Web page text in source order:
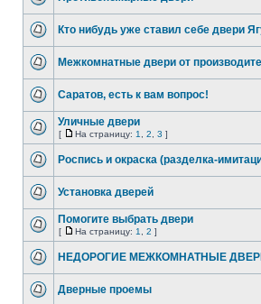
Кто нибудь уже ставил себе двери
Межкомнатные двери от
Саратов, есть к вам вопрос!
Уличные двери
[ На страницу: 1 2 3 ]
Роспись и окраска (разделка-
Установка дверей
Помогите выбрать двери
[ На страницу: 1 2 ]
НЕДОРОГИЕ МЕЖКОМНАТНЫЕ
Дверные проемы